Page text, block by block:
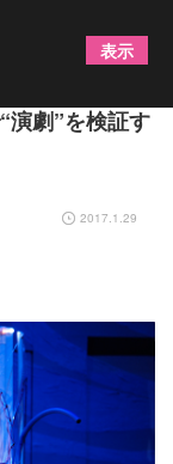
インタビュ
演劇”を検証す
2017.1.29
表示